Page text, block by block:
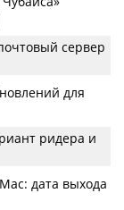
сервер
для
ридера и
дата выхода